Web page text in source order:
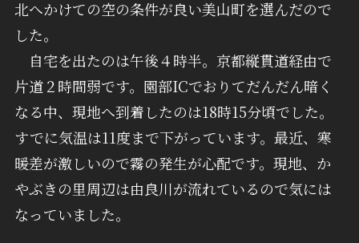
北へかけての空の条件が良い美山町を選んだので
した。
自宅を出たのは午後４時半。京都縦貫道経由で
片道２時間弱です。園部ICでおりてだんだん暗く
なる中、現地へ到着したのは18時15分頃でした。
すでに気温は11度まで下がっています。最近、寒
暖差が激しいので霧の発生が心配です。現地、か
やぶきの里周辺は由良川が流れているので気には
なっていました。